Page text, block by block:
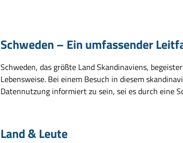
Schweden – Ein umfassender
Schweden, das größte Land Skandinaviens,
Lebensweise. Bei einem Besuch in diesem
Datennutzung informiert zu sein, sei es durch eine
Land & Leute